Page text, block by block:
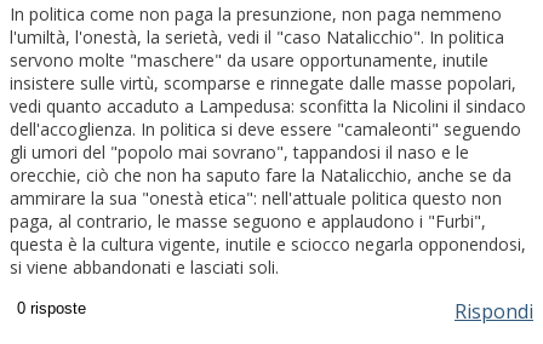
In politica come non paga la presunzione, non paga nemmeno
l'umiltà, l'onestà, la serietà, vedi il "caso Natalicchio". In politica
servono molte "maschere" da usare opportunamente, inutile
insistere sulle virtù, scomparse e rinnegate dalle masse popolari,
vedi quanto accaduto a Lampedusa: sconfitta la Nicolini il sindaco
dell'accoglienza. In politica si deve essere "camaleonti" seguendo
gli umori del "popolo mai sovrano", tappandosi il naso e le
orecchie, ciò che non ha saputo fare la Natalicchio, anche se da
ammirare la sua "onestà etica": nell'attuale politica questo non
paga, al contrario, le masse seguono e applaudono i "Furbi",
questa è la cultura vigente, inutile e sciocco negarla opponendosi,
si viene abbandonati e lasciati soli.
Rispondi